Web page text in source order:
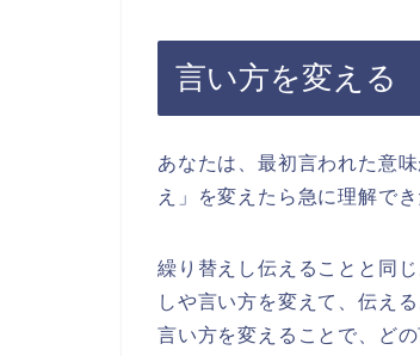
言い方を変える
あなたは、最初言われた意
え」を変えたら急に理解で
繰り替えし伝えることと同
しや言い方を変えて、伝え
言い方を変えることで、ど